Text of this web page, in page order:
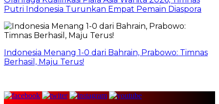
Putri Indonesia Turunkan Empat Pemain Diaspora
Indonesia Menang 1-0 dari Bahrain, Prabowo: Timnas
Berhasil, Maju Terus!